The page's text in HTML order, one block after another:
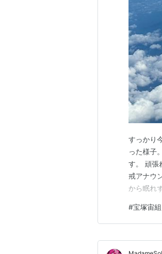
すっかり
った様子
す。 頑張
戒アナウ
から眠れ
関西地方
を観に。
#宝塚宙組